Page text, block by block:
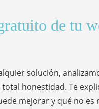
de tu
solución,
honestidad. Te
mejorar y qué no es